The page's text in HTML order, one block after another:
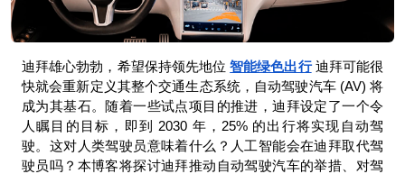
迪拜雄心勃勃，希望保持领先地位 智能绿色出行 迪拜可能很
快就会重新定义其整个交通生态系统，自动驾驶汽车 (AV) 将
成为其基石。随着一些试点项目的推进，迪拜设定了一个令
人瞩目的目标，即到 2030 年，25% 的出行将实现自动驾
驶。这对人类驾驶员意味着什么？人工智能会在迪拜取代驾
驶员吗？本博客将探讨迪拜推动自动驾驶汽车的举措、对驾